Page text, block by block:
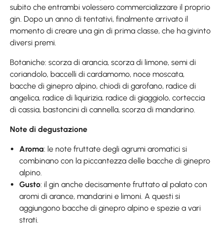
subito che entrambi volessero commercializzare il proprio
gin. Dopo un anno di tentativi, finalmente arrivato il
momento di creare una gin di prima classe, che ha givinto
diversi premi.
Botaniche: scorza di arancia, scorza di limone, semi di
coriandolo, baccelli di cardamomo, noce moscata,
bacche di ginepro alpino, chiodi di garofano, radice di
angelica, radice di liquirizia, radice di giaggiolo, corteccia
di cassia, bastoncini di cannella, scorza di mandarino.
Note di degustazione
Aroma: le note fruttate degli agrumi aromatici si
combinano con la piccantezza delle bacche di ginepro
alpino.
Gusto: il gin anche decisamente fruttato al palato con
aromi di arance, mandarini e limoni. A questi si
aggiungono bacche di ginepro alpino e spezie a vari
strati.